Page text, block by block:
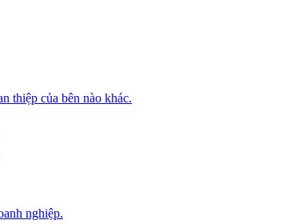
thiệp của bên nào khác.
nghiệp.